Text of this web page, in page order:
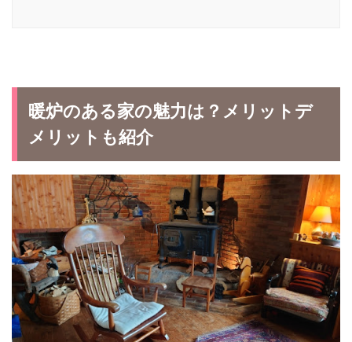
暖炉のある家の魅力は？メリットデ
メリットも紹介